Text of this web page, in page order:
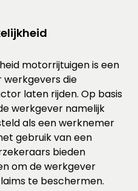
motorrijtuigen is een
werkgevers die
laten rijden. Op basis
werkgever namelijk
als een werknemer
gebruik van een
bieden
om de werkgever
te beschermen.